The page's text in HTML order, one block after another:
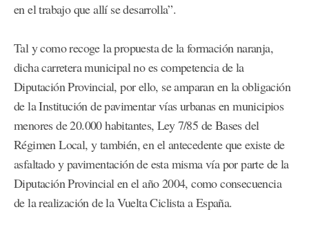
en el trabajo que allí se desarrolla”.
Tal y como recoge la propuesta de la formación naranja,
dicha carretera municipal no es competencia de la
Diputación Provincial, por ello, se amparan en la obligación
de la Institución de pavimentar vías urbanas en municipios
menores de 20.000 habitantes, Ley 7/85 de Bases del
Régimen Local, y también, en el antecedente que existe de
asfaltado y pavimentación de esta misma vía por parte de la
Diputación Provincial en el año 2004, como consecuencia
de la realización de la Vuelta Ciclista a España.